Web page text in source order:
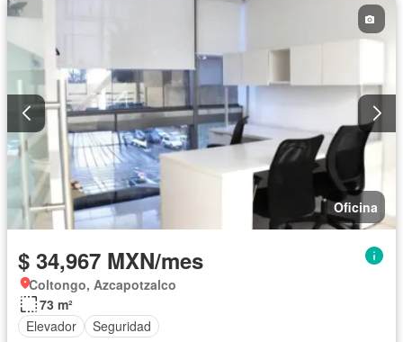
Oficina
$ 34,967 MXN/mes
Coltongo, Azcapotzalco
73 m²
Elevador
Seguridad